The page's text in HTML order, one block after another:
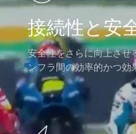
接続性と安
安全性をさらに向上させ
ンフラ間の効率的かつ効